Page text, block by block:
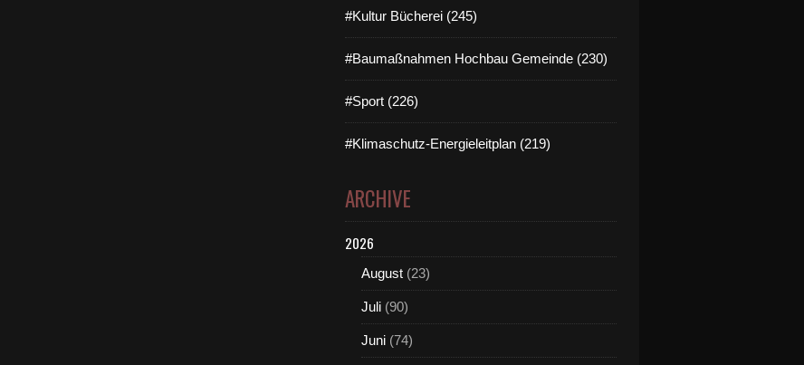
#Kultur Bücherei (245)
#Baumaßnahmen Hochbau Gemeinde (230)
#Sport (226)
#Klimaschutz-Energieleitplan (219)
ARCHIVE
2026
August (23)
Juli (90)
Juni (74)